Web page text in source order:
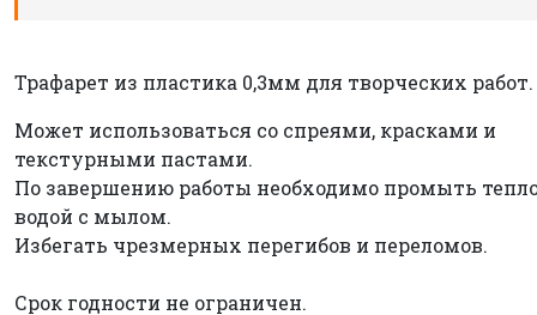
Трафарет из пластика 0,3мм для творческих работ.
Может использоваться со спреями, красками и
текстурными пастами.
По завершению работы необходимо промыть
водой с мылом.
Избегать чрезмерных перегибов и переломов.
Срок годности не ограничен.